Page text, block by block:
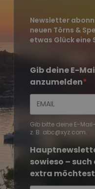
Newsletter
neuen Törns &
etwas Glück eine
Gib deine E-
anzumelden
Gib bitte deine E-
z. B. abc@xyz.com.
sowieso –
extra